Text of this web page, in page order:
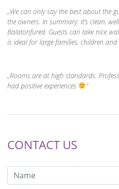
We can only say the best about the
the owners. In summary: it’s clean,
Balatonfured. Guests can take nice
is ideal for large families, children
Rooms are at high standards.
had positive experiences
CONTACT US